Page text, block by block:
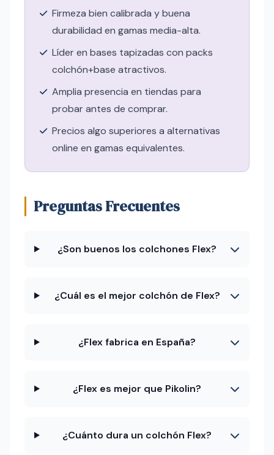
Firmeza bien calibrada y buena
durabilidad en gamas media-alta.
Líder en bases tapizadas con packs
colchón+base atractivos.
Amplia presencia en tiendas para
probar antes de comprar.
Precios algo superiores a alternativas
online en gamas equivalentes.
Preguntas Frecuentes
¿Son buenos los colchones Flex?
¿Cuál es el mejor colchón de Flex?
¿Flex fabrica en España?
¿Flex es mejor que Pikolin?
¿Cuánto dura un colchón Flex?